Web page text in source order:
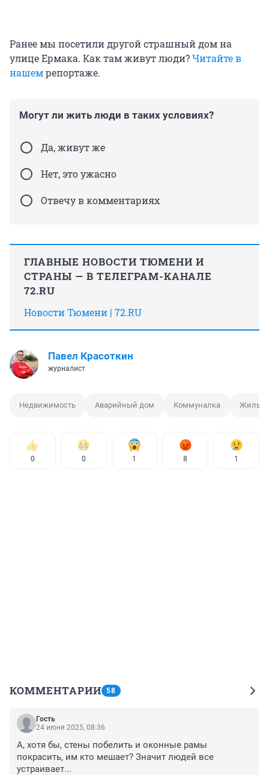
Ранее мы посетили другой страшный дом на
улице Ермака. Как там живут люди?Читайте в
нашемрепортаже.
Могут ли жить люди в таких условиях?
Да, живут же
Нет, это ужасно
Отвечу в комментариях
ГЛАВНЫЕ НОВОСТИ ТЮМЕНИ И
СТРАНЫ — В ТЕЛЕГРАМ-КАНАЛЕ
72.RU
Новости Тюмени | 72.RU
Павел Красоткин
журналист
Недвижимость Аварийный дом Коммуналка Жилье
0 0 1 8 1
КОММЕНТАРИИ 58
Гость
24 июня 2025, 08:36
А, хотя бы, стены побелить и оконные рамы
покрасить, им кто мешает? Значит людей все
устраивает...